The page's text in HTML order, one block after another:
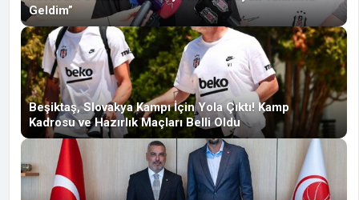
Geldim”
Beşiktaş, Slovakya Kampı İçin Yola Çıktı! Kamp
Kadrosu ve Hazırlık Maçları Belli Oldu